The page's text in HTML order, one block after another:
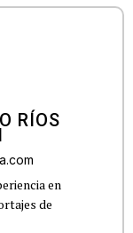
RÍOS
en
de